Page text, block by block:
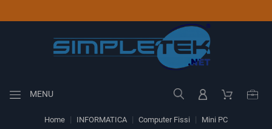
MENU
Home INFORMATICA Computer Fissi Mini PC